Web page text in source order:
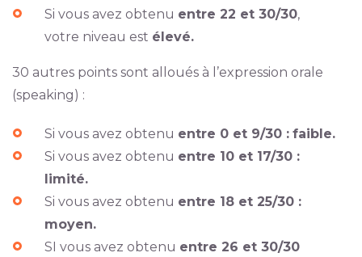
Si vous avez obtenu entre 22 et 30/30,
votre niveau est élevé.
30 autres points sont alloués à l’expression orale
(speaking) :
Si vous avez obtenu entre 0 et 9/30 : faible.
Si vous avez obtenu entre 10 et 17/30 :
limité.
Si vous avez obtenu entre 18 et 25/30 :
moyen.
SI vous avez obtenu entre 26 et 30/30